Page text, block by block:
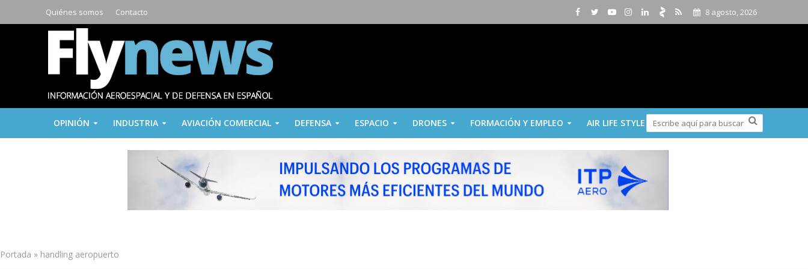
Quiénes somos Contacto 8 agosto, 2026
OPINIÓN INDUSTRIA AVIACIÓN COMERCIAL DEFENSA ESPACIO DRONES FORMACIÓN Y EMPLEO AIR LIFE STYLE
Portada » handling aeropuerto